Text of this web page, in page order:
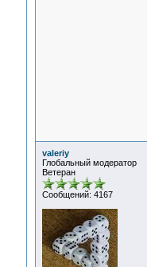
valeriy
Глобальный модератор
Ветеран
Сообщений: 4167